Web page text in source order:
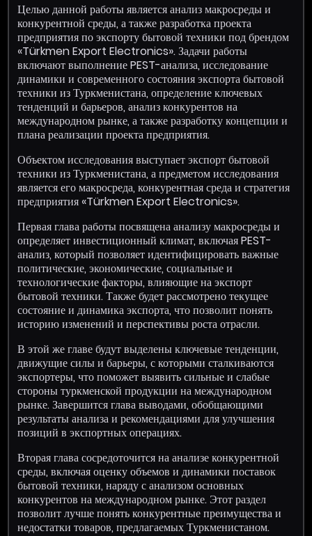
Целью данной работы является анализ макросреды и
конкурентной среды, а также разработка проекта
предприятия по экспорту бытовой техники под брендом
«Türkmen Export Electronics». Задачи работы
включают выполнение PEST-анализа, исследование
динамики и современного состояния экспорта бытовой
техники из Туркменистана, определение ключевых
тенденций и барьеров, анализ конкурентов на
международном рынке, а также разработку концепции и
плана реализации проекта предприятия.
Объектом исследования выступает экспорт бытовой
техники из Туркменистана, а предметом исследования
является его макросреда, конкурентная среда и стратегия
предприятия «Türkmen Export Electronics».
Первая глава работы посвящена анализу макросреды и
определяет инвестиционный климат, включая PEST-
анализ, который позволяет идентифицировать важные
политические, экономические, социальные и
технологические факторы, влияющие на экспорт
бытовой техники. Также будет рассмотрено текущее
состояние и динамика экспорта, что позволит понять
историю изменений и перспективы роста отрасли.
В этой же главе будут выделены ключевые тенденции,
движущие силы и барьеры, с которыми сталкиваются
экспортеры, что поможет выявить сильные и слабые
стороны туркменской продукции на международном
рынке. Завершится глава выводами, обобщающими
результаты анализа и рекомендациями для улучшения
позиций в экспортных операциях.
Вторая глава сосредоточится на анализе конкурентной
среды, включая оценку объемов и динамики поставок
бытовой техники, наряду с анализом основных
конкурентов на международном рынке. Этот раздел
позволит лучше понять конкурентные преимущества и
недостатки товаров, предлагаемых Туркменистаном.